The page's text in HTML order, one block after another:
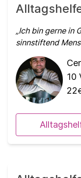
Ich bin gerne in
sinnstiftend
10
22